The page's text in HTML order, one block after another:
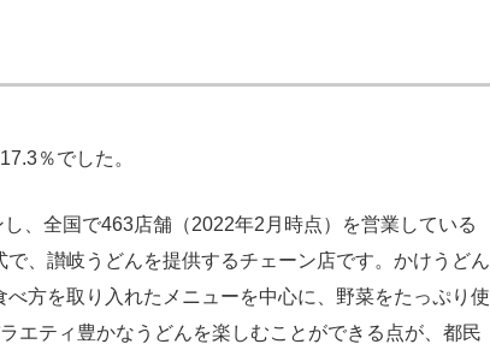
％でした。
、全国で463店舗（​​2022年2月時点）を営業している
で、讃岐うどんを提供するチェーン店です。かけうどん
方を取り入れたメニューを中心に、野菜をたっぷり使
エティ豊かなうどんを楽しむことができる点が、都民